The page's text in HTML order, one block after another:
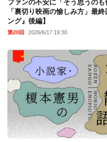
ファンの不安に「そう思うの
「裏切り映画の愉しみ方」最
ング』後編】
第20回 2026/6/17 19:30